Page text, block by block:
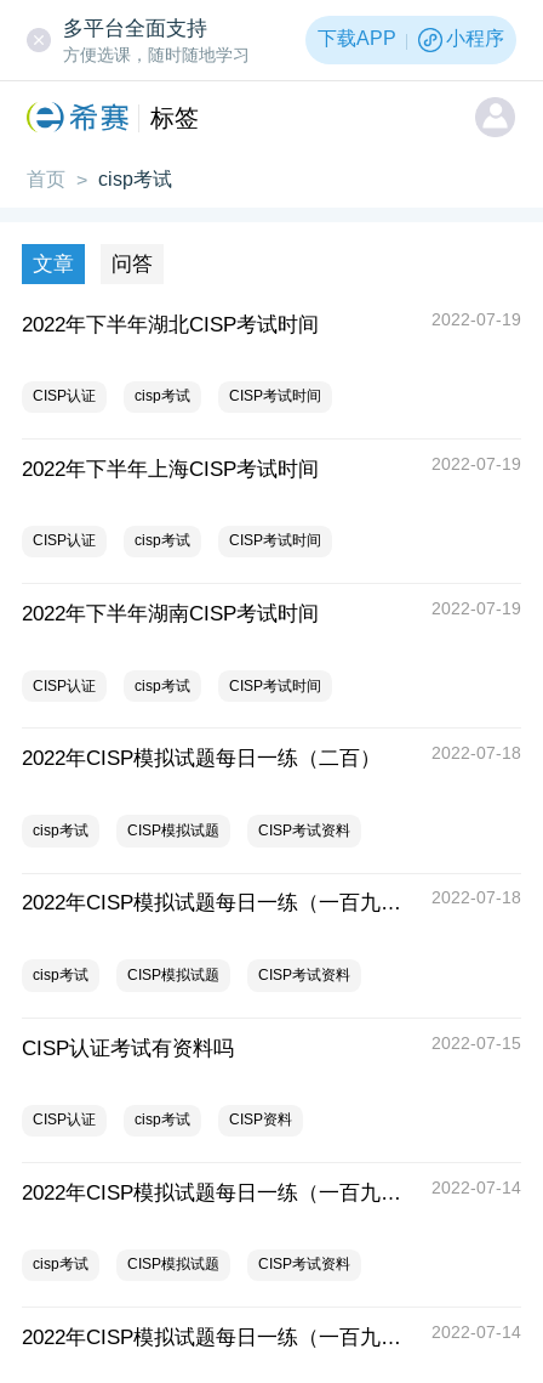
多平台全面支持
方便选课，随时随地学习
下载APP 小程序
标签
首页 > cisp考试
文章 问答
2022年下半年湖北CISP考试时间 2022-07-19
CISP认证 cisp考试 CISP考试时间
2022年下半年上海CISP考试时间 2022-07-19
CISP认证 cisp考试 CISP考试时间
2022年下半年湖南CISP考试时间 2022-07-19
CISP认证 cisp考试 CISP考试时间
2022年CISP模拟试题每日一练（二百） 2022-07-18
cisp考试 CISP模拟试题 CISP考试资料
2022年CISP模拟试题每日一练（一百九十九） 2022-07-18
cisp考试 CISP模拟试题 CISP考试资料
CISP认证考试有资料吗 2022-07-15
CISP认证 cisp考试 CISP资料
2022年CISP模拟试题每日一练（一百九十八） 2022-07-14
cisp考试 CISP模拟试题 CISP考试资料
2022年CISP模拟试题每日一练（一百九十七） 2022-07-14